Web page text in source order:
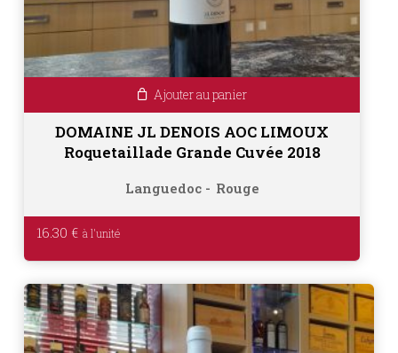
Ajouter au panier
DOMAINE JL DENOIS AOC LIMOUX
Roquetaillade Grande Cuvée 2018
Languedoc Rouge
16.30 €